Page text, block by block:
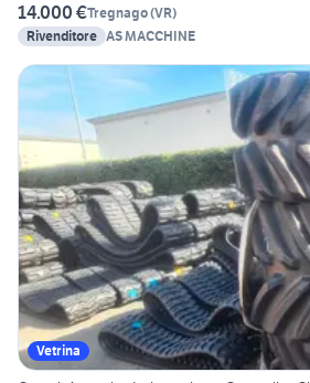
14.000 €Tregnago(VR)
Rivenditore AS MACCHINE
Vetrina